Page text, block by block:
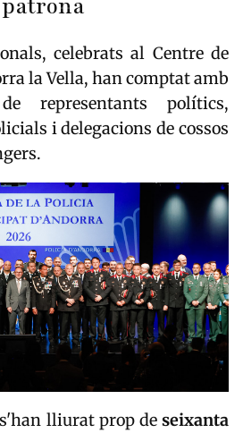
patrona
celebrats al Centre de
la Vella, han comptat amb
representants polítics,
i delegacions de cossos
lliurat prop de seixanta